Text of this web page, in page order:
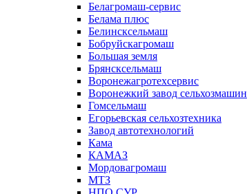
Белагромаш-сервис
Белама плюс
Белинсксельмаш
Бобруйскагромаш
Большая земля
Брянсксельмаш
Воронежагротехсервис
Воронежкий завод сельхозмашин
Гомсельмаш
Егорьевская сельхозтехника
Завод автотехнологий
Кама
КАМАЗ
Мордовагромаш
МТЗ